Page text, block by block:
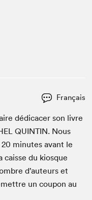
Français
dédi­cac­er son livre
QUINTIN. Nous
20 min­utes avant le
caisse du kiosque
d’auteurs et
un coupon au